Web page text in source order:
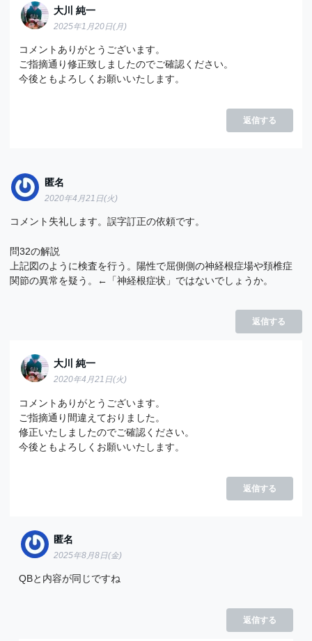
大川 純一
2025年1月20日(月)
コメントありがとうございます。
ご指摘通り修正致しましたのでご確認ください。
今後ともよろしくお願いいたします。
返信する
匿名
2020年4月21日(火)
コメント失礼します。誤字訂正の依頼です。
問32の解説
上記図のように検査を行う。陽性で屈側側の神経根症場や頚椎症
関節の異常を疑う。←「神経根症状」ではないでしょうか。
返信する
大川 純一
2020年4月21日(火)
コメントありがとうございます。
ご指摘通り間違えておりました。
修正いたしましたのでご確認ください。
今後ともよろしくお願いいたします。
返信する
匿名
2025年8月8日(金)
QBと内容が同じですね
返信する